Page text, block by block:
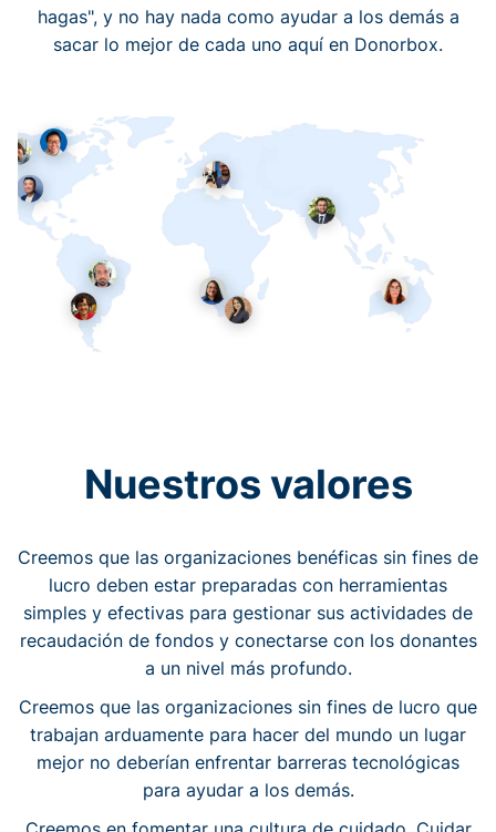
hagas", y no hay nada como ayudar a los demás a
sacar lo mejor de cada uno aquí en Donorbox.
Nuestros valores
Creemos que las organizaciones benéficas sin fines de
lucro deben estar preparadas con herramientas
simples y efectivas para gestionar sus actividades de
recaudación de fondos y conectarse con los donantes
a un nivel más profundo.
Creemos que las organizaciones sin fines de lucro que
trabajan arduamente para hacer del mundo un lugar
mejor no deberían enfrentar barreras tecnológicas
para ayudar a los demás.